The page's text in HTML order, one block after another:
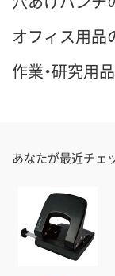
オフィス用品
作業・研究用
あなたが最近チェ